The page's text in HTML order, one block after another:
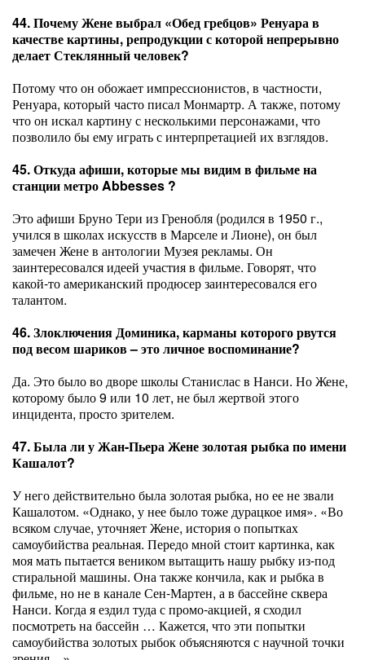
44. Почему Жене выбрал «Обед гребцов» Ренуара в
качестве картины, репродукции с которой непрерывно
делает Стеклянный человек?
Потому что он обожает импрессионистов, в частности,
Ренуара, который часто писал Монмартр. А также, потому
что он искал картину с несколькими персонажами, что
позволило бы ему играть с интерпретацией их взглядов.
45. Откуда афиши, которые мы видим в фильме на
станции метро Abbesses ?
Это афиши Бруно Тери из Гренобля (родился в 1950 г.,
учился в школах искусств в Марселе и Лионе), он был
замечен Жене в антологии Музея рекламы. Он
заинтересовался идеей участия в фильме. Говорят, что
какой-то американский продюсер заинтересовался его
талантом.
46. Злоключения Доминика, карманы которого рвутся
под весом шариков – это личное воспоминание?
Да. Это было во дворе школы Станислас в Нанси. Но Жене,
которому было 9 или 10 лет, не был жертвой этого
инцидента, просто зрителем.
47. Была ли у Жан-Пьера Жене золотая рыбка по имени
Кашалот?
У него действительно была золотая рыбка, но ее не звали
Кашалотом. «Однако, у нее было тоже дурацкое имя». «Во
всяком случае, уточняет Жене, история о попытках
самоубийства реальная. Передо мной стоит картинка, как
моя мать пытается веником вытащить нашу рыбку из-под
стиральной машины. Она также кончила, как и рыбка в
фильме, но не в канале Сен-Мартен, а в бассейне сквера
Нанси. Когда я ездил туда с промо-акцией, я сходил
посмотреть на бассейн … Кажется, что эти попытки
самоубийства золотых рыбок объясняются с научной точки